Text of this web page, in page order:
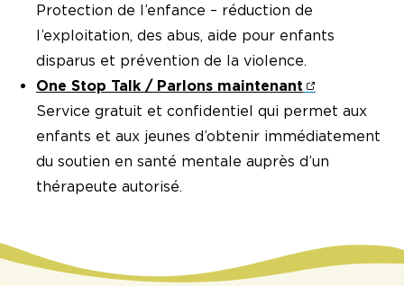
Protection de l’enfance – réduction de
l’exploitation, des abus, aide pour enfants
disparus et prévention de la violence.
One Stop Talk / Parlons maintenant
Service gratuit et confidentiel qui permet aux
enfants et aux jeunes d’obtenir immédiatement
du soutien en santé mentale auprès d’un
thérapeute autorisé.